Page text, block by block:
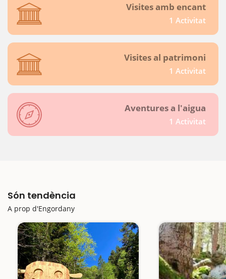
Visites amb encant
1 Activitat
Visites al patrimoni
1 Activitat
Aventures a l'aigua
1 Activitat
Són tendència
A prop d'Engordany